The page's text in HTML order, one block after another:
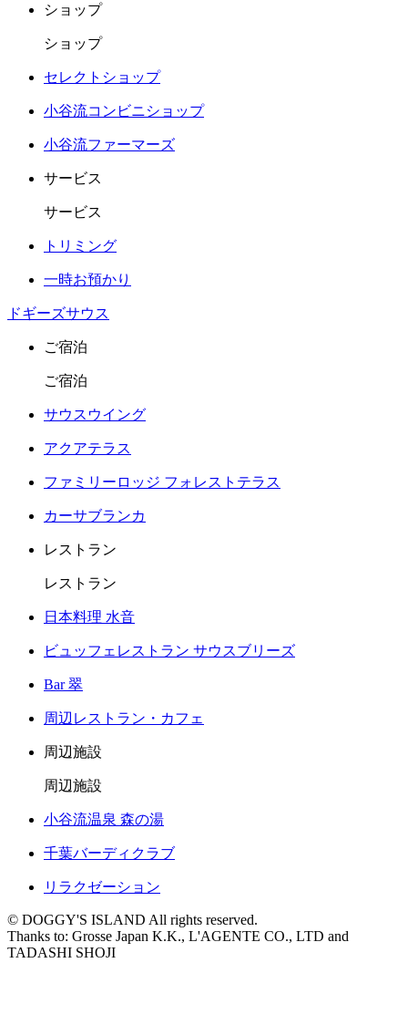
ショップ
ショップ
セレクトショップ
小谷流コンビニショップ
小谷流ファーマーズ
サービス
サービス
トリミング
一時お預かり
ドギーズサウス
ご宿泊
ご宿泊
サウスウイング
アクアテラス
ファミリーロッジ フォレストテラス
カーサブランカ
レストラン
レストラン
日本料理 水音
ビュッフェレストラン サウスブリーズ
Bar 翠
周辺レストラン・カフェ
周辺施設
周辺施設
小谷流温泉 森の湯
千葉バーディクラブ
リラクゼーション
© DOGGY'S ISLAND All rights reserved.
Thanks to: Grosse Japan K.K., L'AGENTE CO., LTD and
TADASHI SHOJI